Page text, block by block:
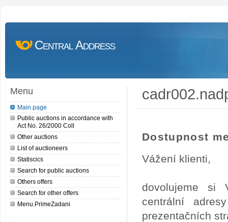
Central Address
Menu
Main page
Public auctions in accordance with
Act No. 26/2000 Coll
Other auctions
List of auctioneers
Statiscics
Search for public auctions
Others offers
Search for other offers
Menu.PrimeZadani
Dostupnost
Vážení klienti,
dovolujeme si
centrální
prezentačních